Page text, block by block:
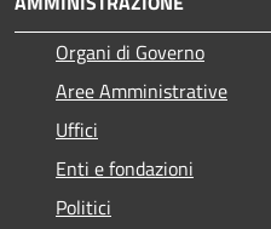
Organi di Governo
Aree Amministrative
Uffici
Enti e fondazioni
Politici